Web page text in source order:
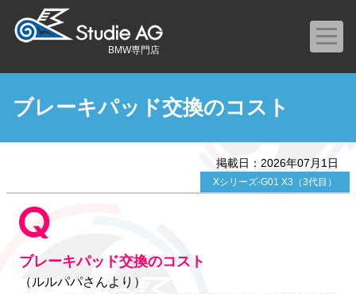
BMW専門店
ブレーキパッド交換のコスト
掲載日：2026年07月1日
Xシリーズ-G01 X3（3代目）
ブレーキパッド交換のコスト
（ルルパパさんより）